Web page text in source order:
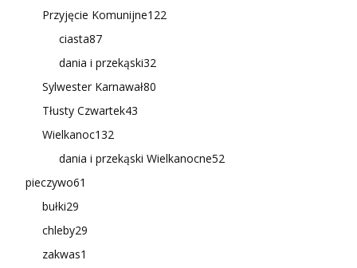
Przyjęcie Komunijne122
ciasta87
dania i przekąski32
Sylwester Karnawał80
Tłusty Czwartek43
Wielkanoc132
dania i przekąski Wielkanocne52
pieczywo61
bułki29
chleby29
zakwas1